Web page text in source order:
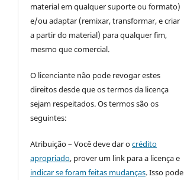
material em qualquer suporte ou formato)
e/ou adaptar (remixar, transformar, e criar
a partir do material) para qualquer fim,
mesmo que comercial.
O licenciante não pode revogar estes
direitos desde que os termos da licença
sejam respeitados. Os termos são os
seguintes:
Atribuição – Você deve dar ocrédito
apropriado, prover um link para a licença e
indicar se foram feitas mudanças. Isso pode